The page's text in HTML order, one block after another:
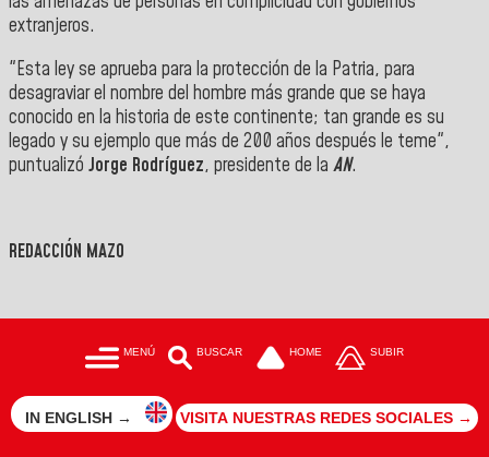
extranjeros.
"Esta ley se aprueba para la protección de la Patria, para
desagraviar el nombre del hombre más grande que se haya
conocido en la historia de este continente; tan grande es su
legado y su ejemplo que más de 200 años después le teme",
puntualizó Jorge Rodríguez, presidente de la AN.
REDACCIÓN MAZO
MENÚ BUSCAR HOME SUBIR
IN ENGLISH → VISITA NUESTRAS REDES SOCIALES →